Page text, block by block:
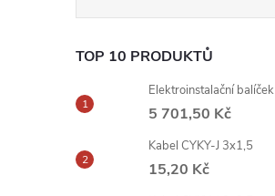
TOP 10 PRODUKTŮ
Elektroinstalační balíček
5 701,50 Kč
Kabel CYKY-J 3x1,5
15,20 Kč